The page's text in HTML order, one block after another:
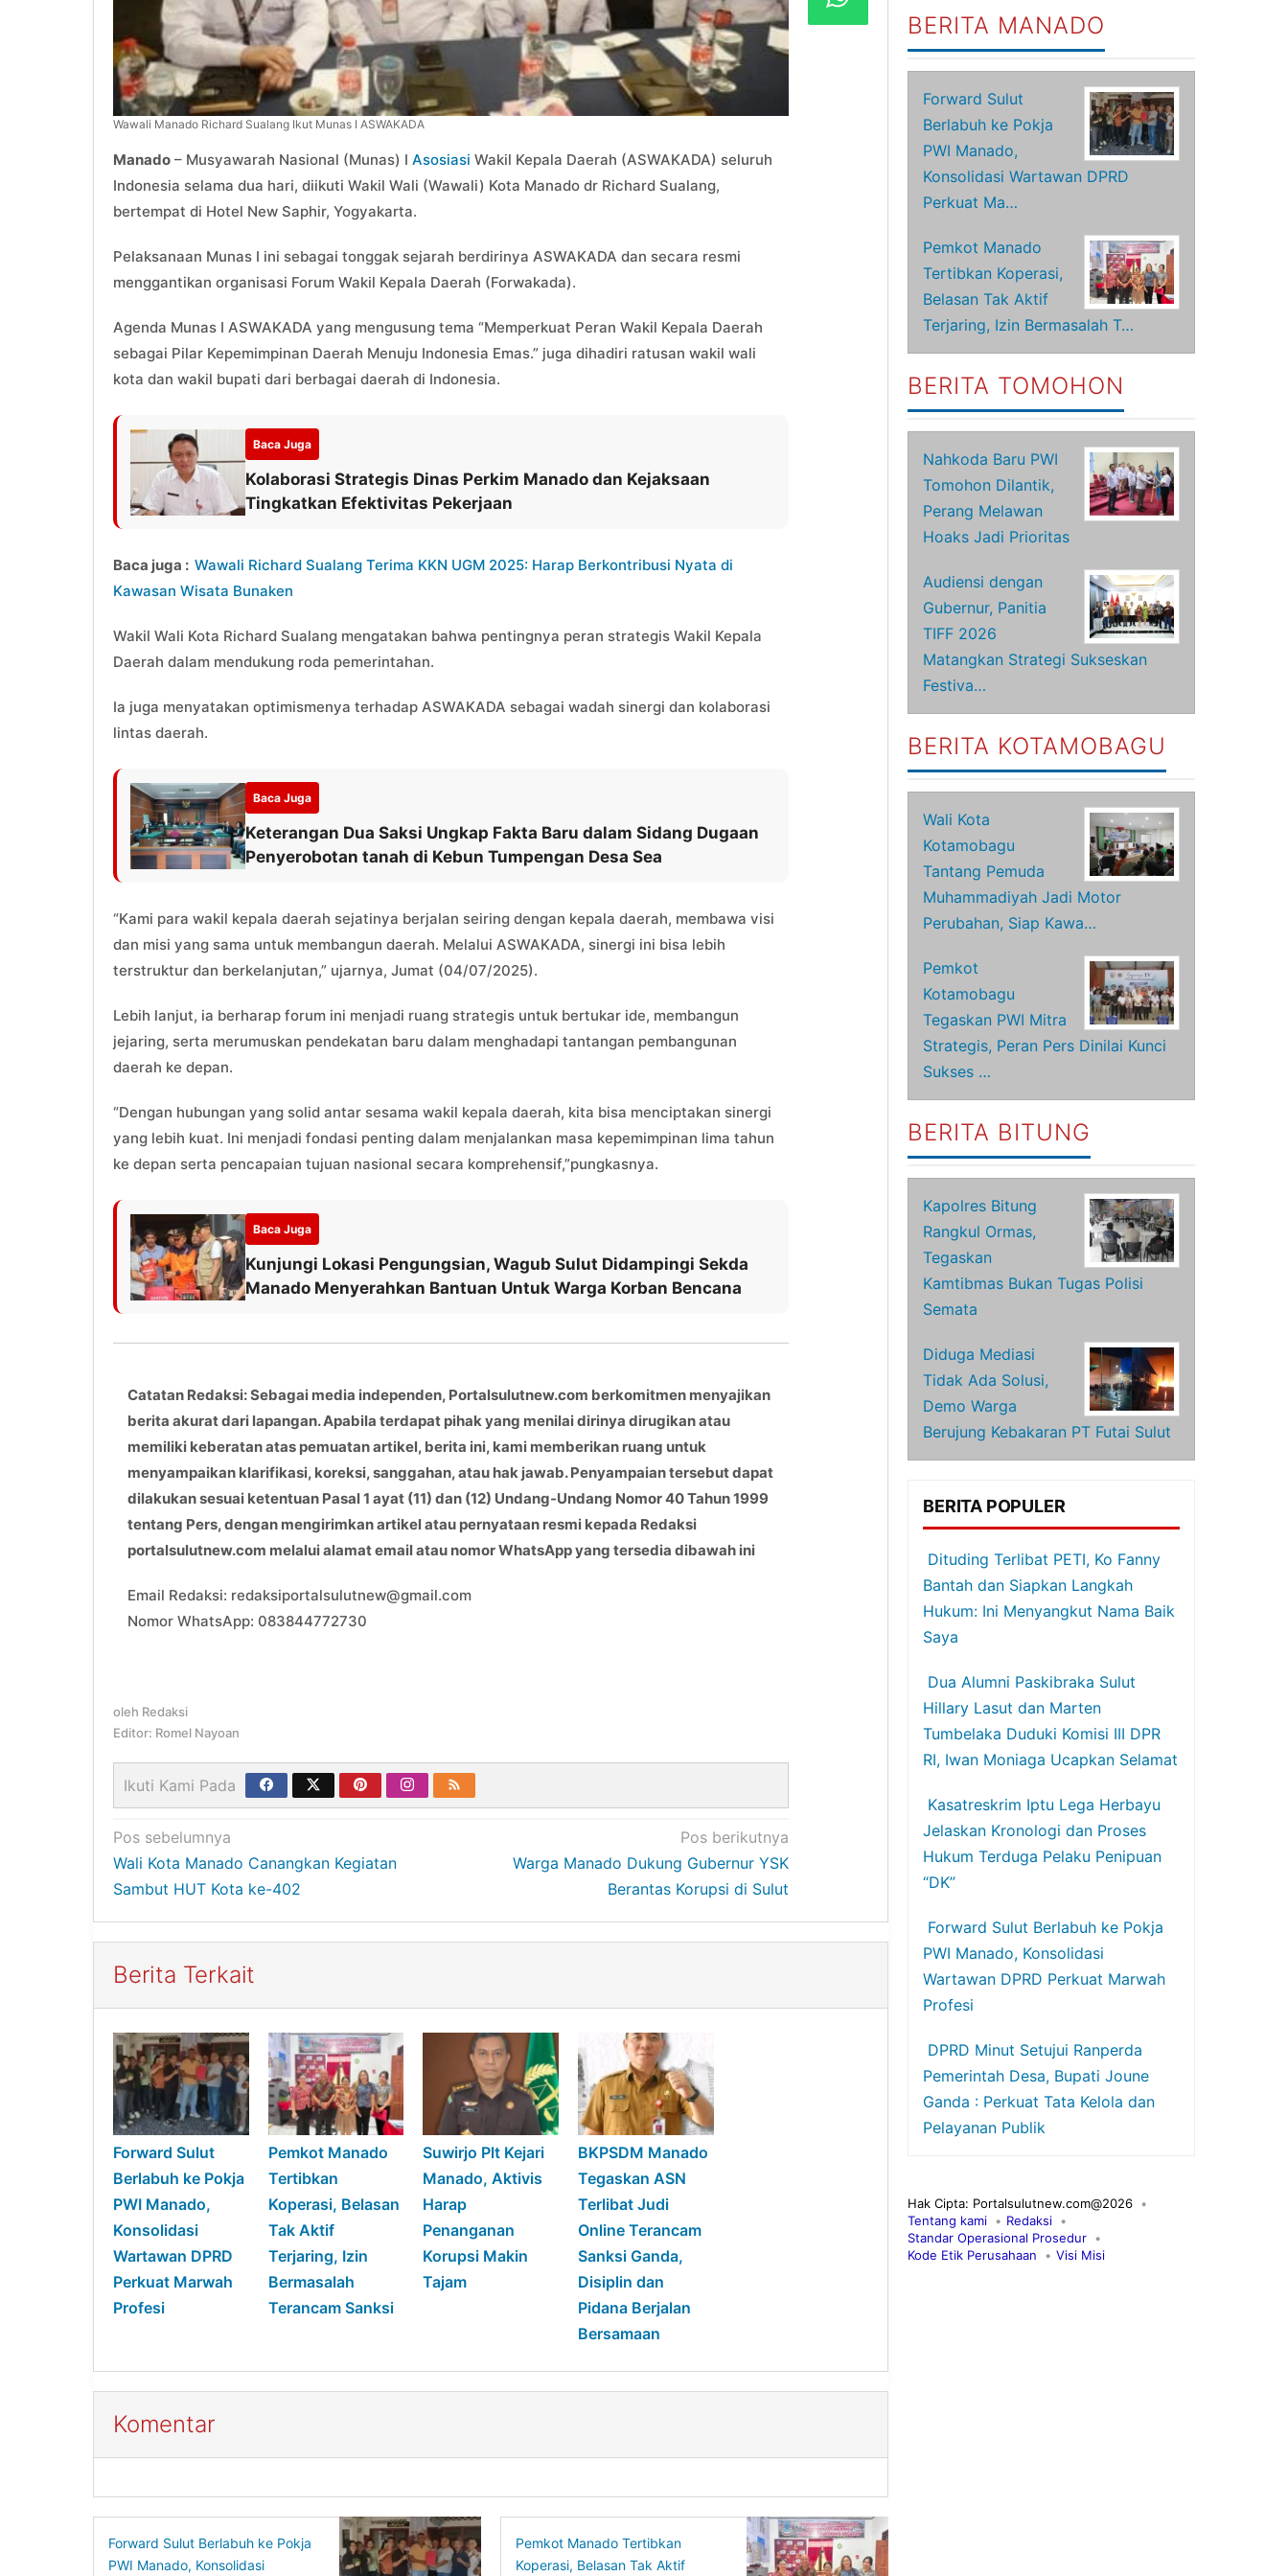
Wawali Manado Richard Sualang Ikut Munas I ASWAKADA
Manado – Musyawarah Nasional (Munas) I Asosiasi Wakil Kepala Daerah (ASWAKADA) seluruh
Indonesia selama dua hari, diikuti Wakil Wali (Wawali) Kota Manado dr Richard Sualang,
bertempat di Hotel New Saphir, Yogyakarta.
Pelaksanaan Munas I ini sebagai tonggak sejarah berdirinya ASWAKADA dan secara resmi
menggantikan organisasi Forum Wakil Kepala Daerah (Forwakada).
Agenda Munas I ASWAKADA yang mengusung tema “Memperkuat Peran Wakil Kepala Daerah
sebagai Pilar Kepemimpinan Daerah Menuju Indonesia Emas.” juga dihadiri ratusan wakil wali
kota dan wakil bupati dari berbagai daerah di Indonesia.
Baca Juga
Kolaborasi Strategis Dinas Perkim Manado dan Kejaksaan
Tingkatkan Efektivitas Pekerjaan
Baca juga : Wawali Richard Sualang Terima KKN UGM 2025: Harap Berkontribusi Nyata di
Kawasan Wisata Bunaken
Wakil Wali Kota Richard Sualang mengatakan bahwa pentingnya peran strategis Wakil Kepala
Daerah dalam mendukung roda pemerintahan.
Ia juga menyatakan optimismenya terhadap ASWAKADA sebagai wadah sinergi dan kolaborasi
lintas daerah.
Baca Juga
Keterangan Dua Saksi Ungkap Fakta Baru dalam Sidang Dugaan
Penyerobotan tanah di Kebun Tumpengan Desa Sea
“Kami para wakil kepala daerah sejatinya berjalan seiring dengan kepala daerah, membawa visi
dan misi yang sama untuk membangun daerah. Melalui ASWAKADA, sinergi ini bisa lebih
terstruktur dan berkelanjutan,” ujarnya, Jumat (04/07/2025).
Lebih lanjut, ia berharap forum ini menjadi ruang strategis untuk bertukar ide, membangun
jejaring, serta merumuskan pendekatan baru dalam menghadapi tantangan pembangunan
daerah ke depan.
“Dengan hubungan yang solid antar sesama wakil kepala daerah, kita bisa menciptakan sinergi
yang lebih kuat. Ini menjadi fondasi penting dalam menjalankan masa kepemimpinan lima tahun
ke depan serta pencapaian tujuan nasional secara komprehensif,”pungkasnya.
Baca Juga
Kunjungi Lokasi Pengungsian, Wagub Sulut Didampingi Sekda
Manado Menyerahkan Bantuan Untuk Warga Korban Bencana
Catatan Redaksi: Sebagai media independen, Portalsulutnew.com berkomitmen menyajikan
berita akurat dari lapangan. Apabila terdapat pihak yang menilai dirinya dirugikan atau
memiliki keberatan atas pemuatan artikel, berita ini, kami memberikan ruang untuk
menyampaikan klarifikasi, koreksi, sanggahan, atau hak jawab. Penyampaian tersebut dapat
dilakukan sesuai ketentuan Pasal 1 ayat (11) dan (12) Undang-Undang Nomor 40 Tahun 1999
tentang Pers, dengan mengirimkan artikel atau pernyataan resmi kepada Redaksi
portalsulutnew.com melalui alamat email atau nomor WhatsApp yang tersedia dibawah ini
Email Redaksi: redaksiportalsulutnew@gmail.com
Nomor WhatsApp: 083844772730
oleh Redaksi
Editor: Romel Nayoan
Ikuti Kami Pada
Navigasi
pos
Pos sebelumnya
Wali Kota Manado Canangkan Kegiatan
Sambut HUT Kota ke-402
Pos berikutnya
Warga Manado Dukung Gubernur YSK
Berantas Korupsi di Sulut
Berita Terkait
Forward Sulut
Berlabuh ke Pokja
PWI Manado,
Konsolidasi
Wartawan DPRD
Perkuat Marwah
Profesi
Pemkot Manado
Tertibkan
Koperasi, Belasan
Tak Aktif
Terjaring, Izin
Bermasalah
Terancam Sanksi
Suwirjo Plt Kejari
Manado, Aktivis
Harap
Penanganan
Korupsi Makin
Tajam
BKPSDM Manado
Tegaskan ASN
Terlibat Judi
Online Terancam
Sanksi Ganda,
Disiplin dan
Pidana Berjalan
Bersamaan
Komentar
Forward Sulut Berlabuh ke Pokja
PWI Manado, Konsolidasi
Pemkot Manado Tertibkan
Koperasi, Belasan Tak Aktif
BERITA MANADO
Forward Sulut
Berlabuh ke Pokja
PWI Manado,
Konsolidasi Wartawan DPRD
Perkuat Ma…
Pemkot Manado
Tertibkan Koperasi,
Belasan Tak Aktif
Terjaring, Izin Bermasalah T…
BERITA TOMOHON
Nahkoda Baru PWI
Tomohon Dilantik,
Perang Melawan
Hoaks Jadi Prioritas
Audiensi dengan
Gubernur, Panitia
TIFF 2026
Matangkan Strategi Sukseskan
Festiva…
BERITA KOTAMOBAGU
Wali Kota
Kotamobagu
Tantang Pemuda
Muhammadiyah Jadi Motor
Perubahan, Siap Kawa…
Pemkot
Kotamobagu
Tegaskan PWI Mitra
Strategis, Peran Pers Dinilai Kunci
Sukses …
BERITA BITUNG
Kapolres Bitung
Rangkul Ormas,
Tegaskan
Kamtibmas Bukan Tugas Polisi
Semata
Diduga Mediasi
Tidak Ada Solusi,
Demo Warga
Berujung Kebakaran PT Futai Sulut
BERITA POPULER
Dituding Terlibat PETI, Ko Fanny
Bantah dan Siapkan Langkah
Hukum: Ini Menyangkut Nama Baik
Saya
Dua Alumni Paskibraka Sulut
Hillary Lasut dan Marten
Tumbelaka Duduki Komisi III DPR
RI, Iwan Moniaga Ucapkan Selamat
Kasatreskrim Iptu Lega Herbayu
Jelaskan Kronologi dan Proses
Hukum Terduga Pelaku Penipuan
“DK”
Forward Sulut Berlabuh ke Pokja
PWI Manado, Konsolidasi
Wartawan DPRD Perkuat Marwah
Profesi
DPRD Minut Setujui Ranperda
Pemerintah Desa, Bupati Joune
Ganda : Perkuat Tata Kelola dan
Pelayanan Publik
Hak Cipta: Portalsulutnew.com@2026
Tentang kami
Redaksi
Standar Operasional Prosedur
Kode Etik Perusahaan
Visi Misi